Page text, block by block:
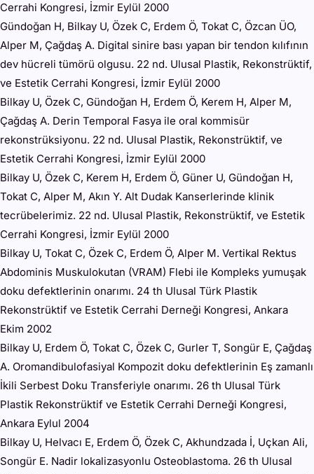
Cerrahi Kongresi, İzmir Eylül 2000
Gündoğan H, Bilkay U, Özek C, Erdem Ö, Tokat C, Özcan ÜO,
Alper M, Çağdaş A. Digital sinire bası yapan bir tendon kılıfının
dev hücreli tümörü olgusu. 22 nd. Ulusal Plastik, Rekonstrüktif,
ve Estetik Cerrahi Kongresi, İzmir Eylül 2000
Bilkay U, Özek C, Gündoğan H, Erdem Ö, Kerem H, Alper M,
Çağdaş A. Derin Temporal Fasya ile oral kommisür
rekonstrüksiyonu. 22 nd. Ulusal Plastik, Rekonstrüktif, ve
Estetik Cerrahi Kongresi, İzmir Eylül 2000
Bilkay U, Özek C, Kerem H, Erdem Ö, Güner U, Gündoğan H,
Tokat C, Alper M, Akın Y. Alt Dudak Kanserlerinde klinik
tecrübelerimiz. 22 nd. Ulusal Plastik, Rekonstrüktif, ve Estetik
Cerrahi Kongresi, İzmir Eylül 2000
Bilkay U, Tokat C, Özek C, Erdem Ö, Alper M. Vertikal Rektus
Abdominis Muskulokutan (VRAM) Flebi ile Kompleks yumuşak
doku defektlerinin onarımı. 24 th Ulusal Türk Plastik
Rekonstrüktif ve Estetik Cerrahi Derneği Kongresi, Ankara
Ekim 2002
Bilkay U, Erdem Ö, Tokat C, Özek C, Gurler T, Songür E, Çağdaş
A. Oromandibulofasiyal Kompozit doku defektlerinin Eş zamanlı
İkili Serbest Doku Transferiyle onarımı. 26 th Ulusal Türk
Plastik Rekonstrüktif ve Estetik Cerrahi Derneği Kongresi,
Ankara Eylul 2004
Bilkay U, Helvacı E, Erdem Ö, Özek C, Akhundzada İ, Uçkan Ali,
Songür E. Nadir lokalizasyonlu Osteoblastoma. 26 th Ulusal